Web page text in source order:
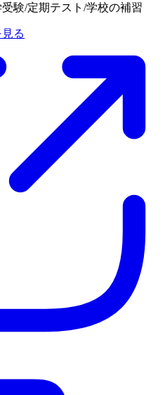
験/定期テスト/学校の補習
る